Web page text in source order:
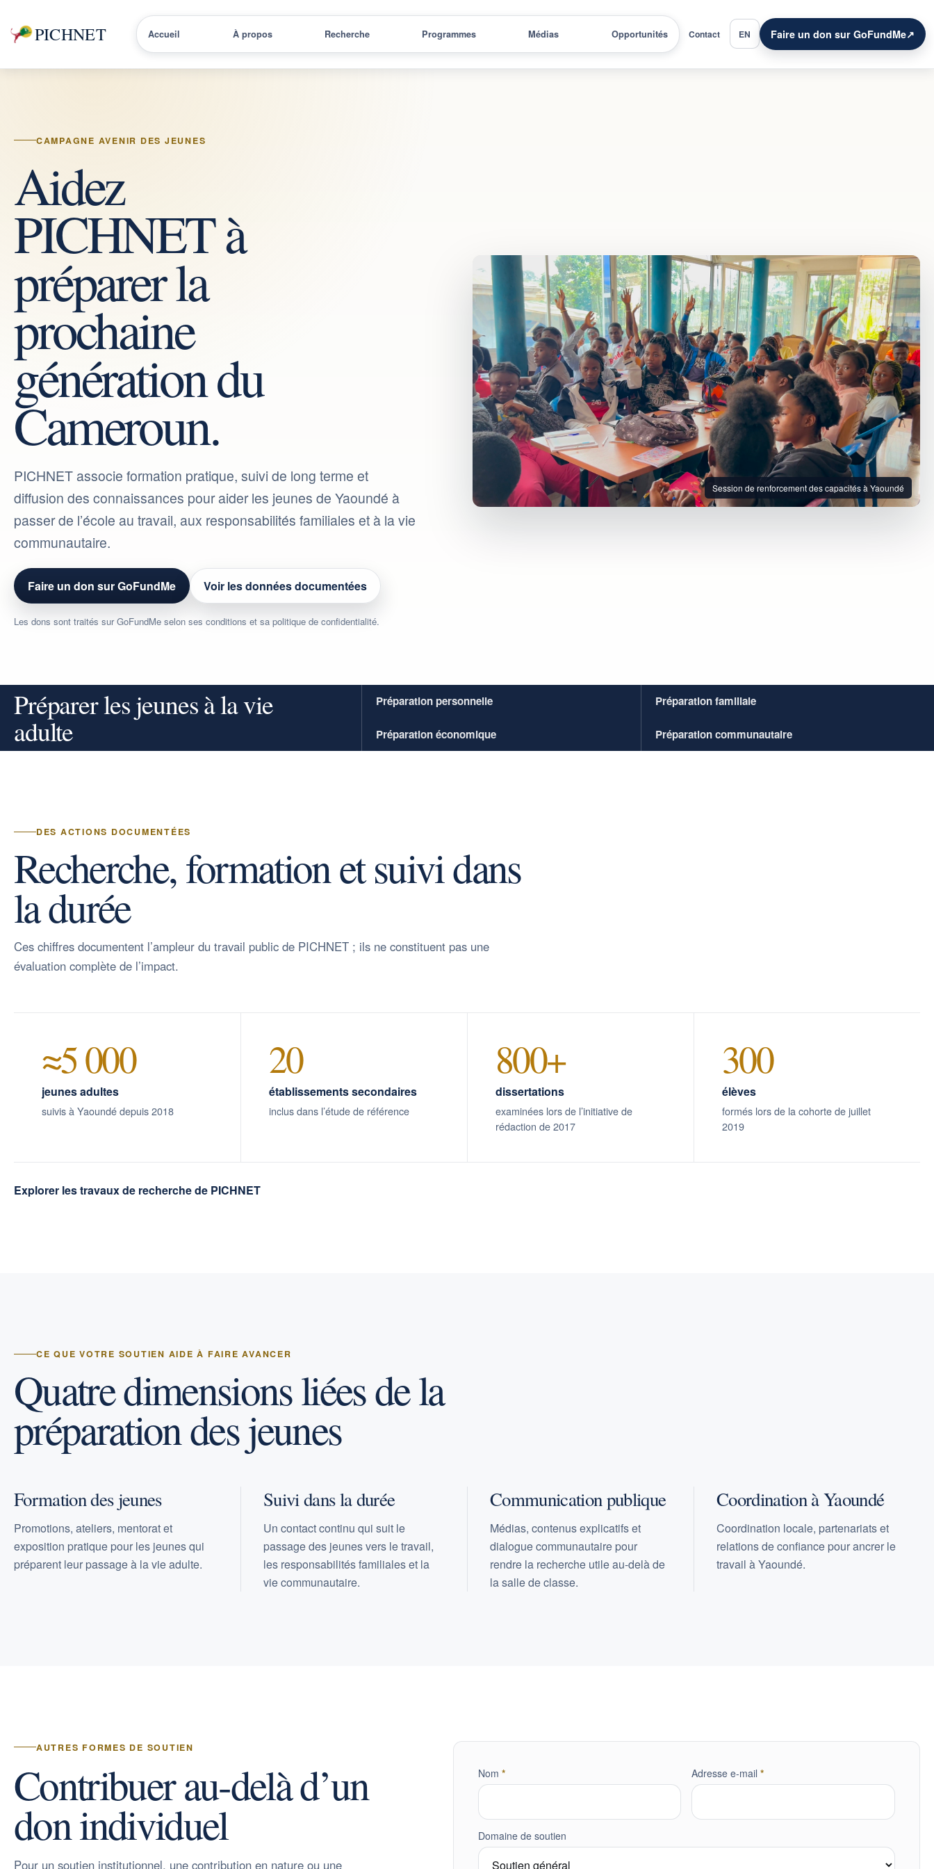
PICHNET Accueil À propos Recherche Programmes Médias Opportunités Contact EN Faire un don sur GoFundMe↗
CAMPAGNE AVENIR DES JEUNES
Aidez
PICHNET à
préparer la
prochaine
génération du
Cameroun.
PICHNET associe formation pratique, suivi de long terme et
diffusion des connaissances pour aider les jeunes de Yaoundé à
passer de l’école au travail, aux responsabilités familiales et à la vie
communautaire.
Faire un don sur GoFundMe Voir les données documentées
Les dons sont traités sur GoFundMe selon ses conditions et sa politique de confidentialité.
Session de renforcement des capacités à Yaoundé
Préparer les jeunes à la vie
adulte
Préparation personnelle Préparation familiale
Préparation économique Préparation communautaire
DES ACTIONS DOCUMENTÉES
Recherche, formation et suivi dans
la durée
Ces chiffres documentent l’ampleur du travail public de PICHNET ; ils ne constituent pas une
évaluation complète de l’impact.
≈5 000
jeunes adultes
suivis à Yaoundé depuis 2018
20
établissements secondaires
inclus dans l’étude de référence
800+
dissertations
examinées lors de l’initiative de
rédaction de 2017
300
élèves
formés lors de la cohorte de juillet
2019
Explorer les travaux de recherche de PICHNET
CE QUE VOTRE SOUTIEN AIDE À FAIRE AVANCER
Quatre dimensions liées de la
préparation des jeunes
Formation des jeunes
Promotions, ateliers, mentorat et
exposition pratique pour les jeunes qui
préparent leur passage à la vie adulte.
Suivi dans la durée
Un contact continu qui suit le
passage des jeunes vers le travail,
les responsabilités familiales et la
vie communautaire.
Communication publique
Médias, contenus explicatifs et
dialogue communautaire pour
rendre la recherche utile au-delà de
la salle de classe.
Coordination à Yaoundé
Coordination locale, partenariats et
relations de confiance pour ancrer le
travail à Yaoundé.
AUTRES FORMES DE SOUTIEN
Contribuer au-delà d’un
don individuel
Pour un soutien institutionnel, une contribution en nature ou une
Nom *obligatoire Adresse e-mail *obligatoire
Domaine de soutien